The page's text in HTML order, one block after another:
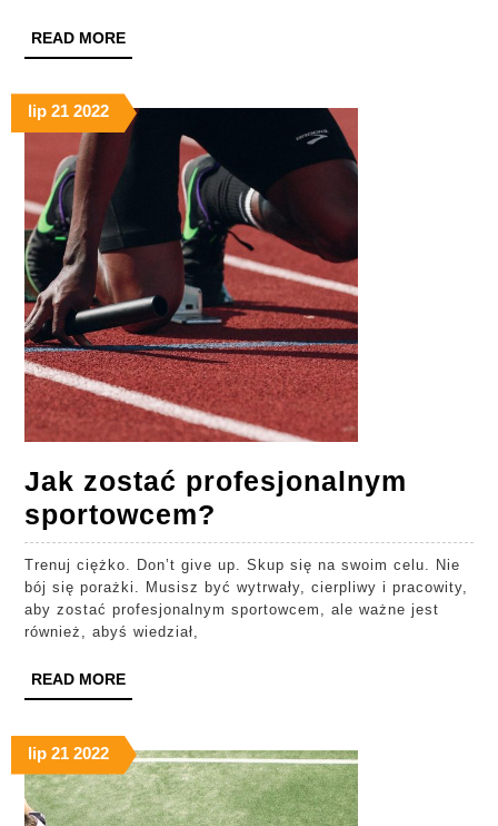
READ MOREREAD
MORE
lip 21 2022
Jak zostać profesjonalnym
sportowcem?
zostać
profesjonalnym
sportowcem?
Trenuj ciężko. Don’t give up. Skup się na swoim celu. Nie
bój się porażki. Musisz być wytrwały, cierpliwy i pracowity,
aby zostać profesjonalnym sportowcem, ale ważne jest
również, abyś wiedział,
READ MOREREAD
MORE
lip 21 2022